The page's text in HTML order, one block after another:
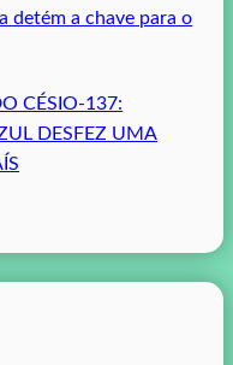
detém a chave para o
CÉSIO-137:
DESFEZ UMA